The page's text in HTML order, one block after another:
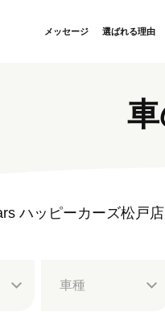
メッセージ 選ばれる理由
ハッピーカーズ松戸
車種